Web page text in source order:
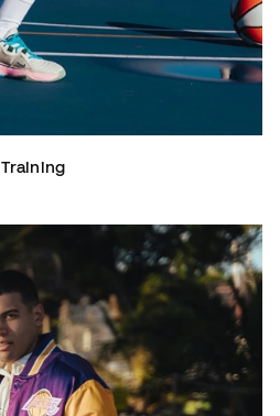
Training